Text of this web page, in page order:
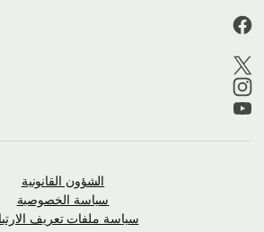
الشؤون القانونية
سياسة الخصوصية
سياسة ملفات تعريف الارتباط